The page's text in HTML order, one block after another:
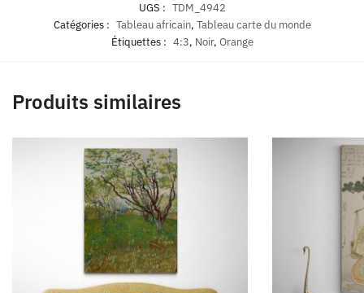
UGS : TDM_4942
Catégories : Tableau africain, Tableau carte du monde
Étiquettes : 4:3, Noir, Orange
Produits similaires